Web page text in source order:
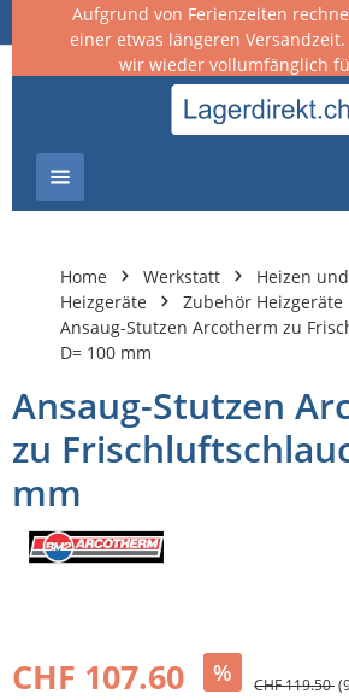
springen
Aufgrund von Ferienzeiten
einer etwas längeren
wir wieder vollumfänglich
Home Werkstatt
Heizen
Heizgeräte
Zubehör Heizgeräte
Ansaug-Stutzen Arcotherm zu
D= 100 mm
Ansaug-Stutzen
zu
mm
CHF 107.60 % CHF 119.50